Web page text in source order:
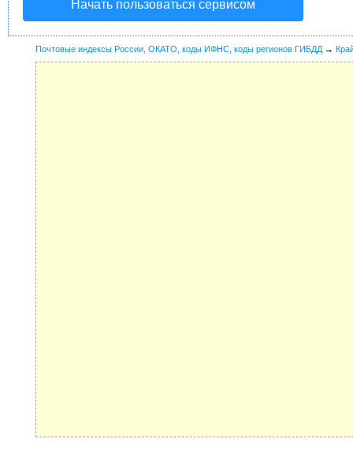
Начать пользоваться сервисом
Почтовые индексы России, ОКАТО, коды ИФНС, коды регионов ГИБДД →